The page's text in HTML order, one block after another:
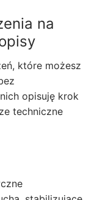
na
które możesz
opisuję krok
techniczne